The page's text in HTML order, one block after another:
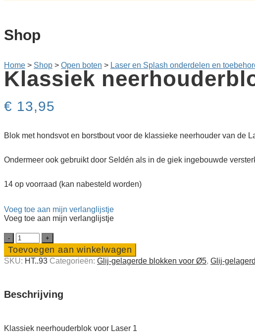
Shop
Home > Shop > Open boten > Laser en Splash onderdelen en
Klassiek
€ 13,95
Blok met hondsvot en borstbout voor de klassieke neerhouder van de
Ondermeer ook gebruikt door Seldén als in de giek ingebouwde
14 op voorraad (kan nabesteld worden)
Voeg toe aan mijn verlanglijstje
Voeg toe aan mijn verlanglijstje
Klassiek
neerhouder­
blok
voor
quantity
Toevoegen aan winkelwagen
SKU: HT..93 Categorieën: Glij-gelagerde blokken voor Ø5, Glij-
Beschrijving
Klassiek neerhouderblok voor Laser 1